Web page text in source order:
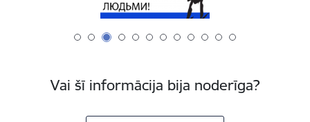
Vai šī informācija bija noderīga?